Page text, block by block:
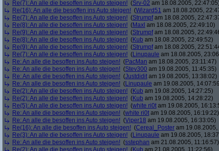
Re(7): An alle die besoffen ins Auto steigen! (Srv-02 am 18.08.2005,
Re(16): An alle die besoffen ins Auto steigen! (Wizard51 am 18.08.2005,
Re(7): An alle die besoffen ins Auto steigen! (Strumpfam 18.08.2005,
Re(8): An alle die besoffen ins Auto steigen! (Maxl am 18.08.2005, 22:49:10)
Re(9): An alle die besoffen ins Auto steigen! (Strumpfam 18.08.2005,
Re(8): An alle die besoffen ins Auto steigen! (Kub am 18.08.2005, 22:49:52)
Re(9): An alle die besoffen ins Auto steigen! (Strumpfam 18.08.2005,
Re(7): An alle die besoffen ins Auto steigen! (Linupaule am 18.08.2005,
Re: An alle die besoffen ins Auto steigen! (PacMan am 18.08.2005, 23:11:47)
Re: An alle die besoffen ins Auto steigen! (Stev300 am 19.08.2005, 11:45:35)
Re: An alle die besoffen ins Auto steigen! (Justdidit am 19.08.2005, 13:38:02)
Re: An alle die besoffen ins Auto steigen! (Linupaule am 19.08.2005,
Re(2): An alle die besoffen ins Auto steigen! (Kub am 19.08.2005, 14:27:25)
Re(2): An alle die besoffen ins Auto steigen! (Kub am 19.08.2005, 14:28:22)
Re(5): An alle die besoffen ins Auto steigen! (white ri0t am 19.08.2005,
Re: An alle die besoffen ins Auto steigen! (white ri0t am 19.08.2005, 16:19:22)
Re: An alle die besoffen ins Auto steigen! (Viper18 am 19.08.2005, 16:33:05)
Re(16): An alle die besoffen ins Auto steigen! (Cereal_Poster am
Re(3): An alle die besoffen ins Auto steigen! (Linupaule am 19.08.2005,
Re: An alle die besoffen ins Auto steigen! (sstephan am 21.08.2005, 11:16:57)
Re(2): An alle die besoffen ins Auto steigen! (Kub am 21.08.2005, 11:22:56)